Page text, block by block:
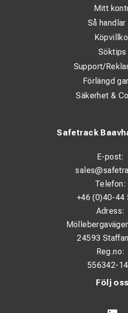
Följ oss
Safetrack
E-post:
Telefon:
+46 (0)40-44
Adress:
24593
Reg.no:
556342-
Mitt
Så handlar
Söktips
Support/
Förlängd
Säkerhet &